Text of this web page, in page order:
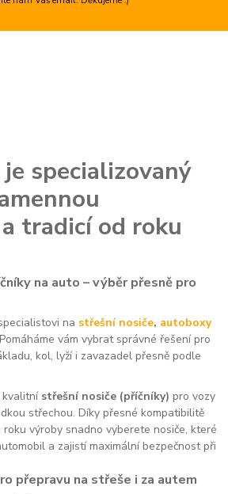
specializovaný
tradicí od roku
na auto – výběr přesně pro
na střešní nosiče, autoboxy
vám vybrat správné řešení pro
kol, lyží i zavazadel přesně podle
kvalitní střešní nosiče (příčníky) pro vozy
střechou. Díky přesné kompatibilitě
roku výroby snadno vyberete nosiče, které
a zajistí maximální bezpečnost při
přepravu na střeše i za autem